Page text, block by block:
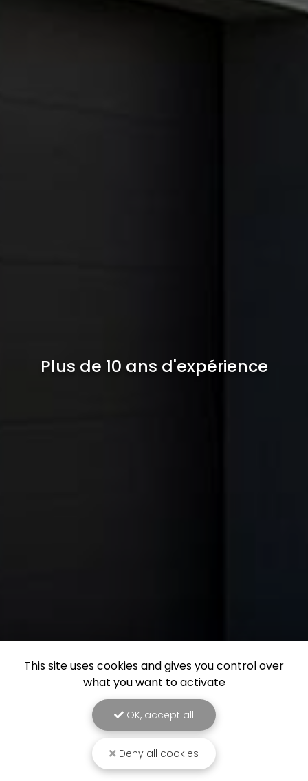
Plus de 10 ans d'expérience
This site uses cookies and gives you control over
what you want to activate
OK, accept all
Deny all cookies